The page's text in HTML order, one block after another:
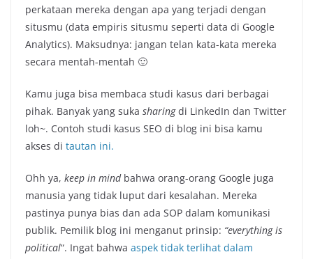
perkataan mereka dengan apa yang terjadi dengan
situsmu (data empiris situsmu seperti data di Google
Analytics). Maksudnya: jangan telan kata-kata mereka
secara mentah-mentah 🙂
Kamu juga bisa membaca studi kasus dari berbagai
pihak. Banyak yang suka sharingdi LinkedIn dan Twitter
loh~. Contoh studi kasus SEO di blog ini bisa kamu
akses di tautan ini.
Ohh ya, keep in mind bahwa orang-orang Google juga
manusia yang tidak luput dari kesalahan. Mereka
pastinya punya bias dan ada SOP dalam komunikasi
publik. Pemilik blog ini menganut prinsip: “everything is
political“. Ingat bahwa aspek tidak terlihat dalam